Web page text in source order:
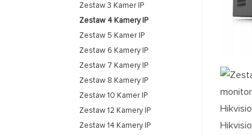
Zestaw 3 Kamer IP
Zestaw 4 Kamery IP
Zestaw 5 Kamer IP
Zestaw 6 Kamery IP
Zestaw 7 Kamery IP
Zestaw 8 Kamery IP
Zestaw 10 Kamer IP
Zestaw 12 Kamery IP
Zestaw 14 Kamery IP